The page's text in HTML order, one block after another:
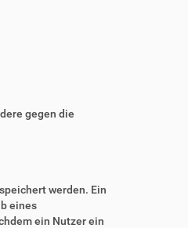
gegen die
werden. Ein
eines
ein Nutzer ein